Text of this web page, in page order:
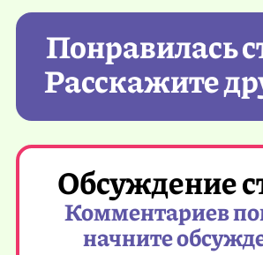
Понравилась
Расскажите
Обсуждение
Комментариев
начните